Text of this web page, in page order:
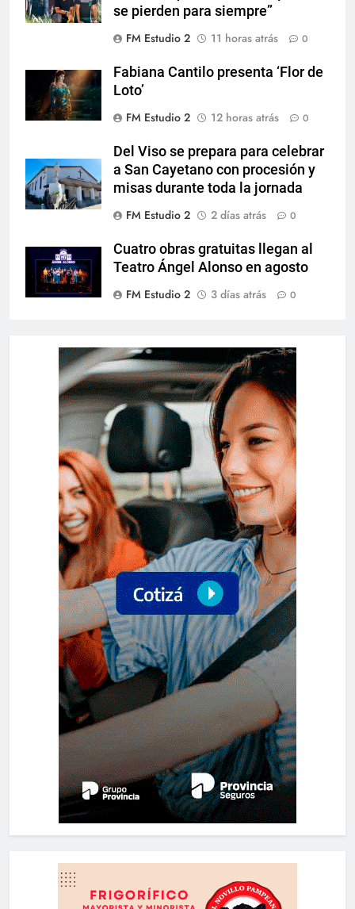
se pierden para siempre”
FM Estudio 2
11 horas atrás 0
Fabiana Cantilo presenta ‘Flor de
Loto’
FM Estudio 2
12 horas atrás 0
Del Viso se prepara para celebrar
a San Cayetano con procesión y
misas durante toda la jornada
FM Estudio 2
2 días atrás 0
Cuatro obras gratuitas llegan al
Teatro Ángel Alonso en agosto
FM Estudio 2
3 días atrás 0